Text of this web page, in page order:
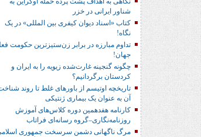
شناور ایرانی در خزر
کتاب «اسناد دیوان کیفری بین المللی» در یک
نگاه!
تداوم مبارزه در برابر زن‌ستیزترین حکومت
جهان!
چگونه گنجینه غارت‌شده زیویه را به ایران و
کردستان برگردانیم؟
تاریخچه اوتیسم از باورهای غلط تا روند
آن به عنوان یک بیماری ژنتیکی
کارنامه هفدهمین دوره کلاس‌های آموزش
روزنامه‌نگاری–گروه رسانه‌ای فراتاب
مرگ ناگهانی دشمن سرسخت جمهوری